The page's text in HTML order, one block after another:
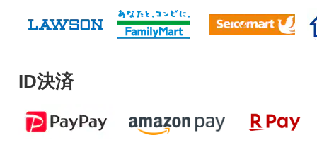
ID決済